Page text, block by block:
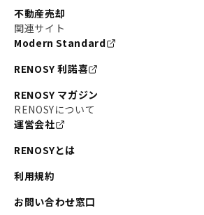
不動産売却
関連サイト
Modern Standard
RENOSY 利諾喜
RENOSY マガジン
RENOSYについて
運営会社
RENOSYとは
利用規約
お問い合わせ窓口